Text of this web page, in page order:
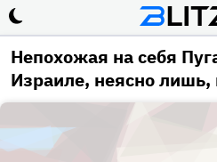
Непохожая на себя
Израиле, неясно